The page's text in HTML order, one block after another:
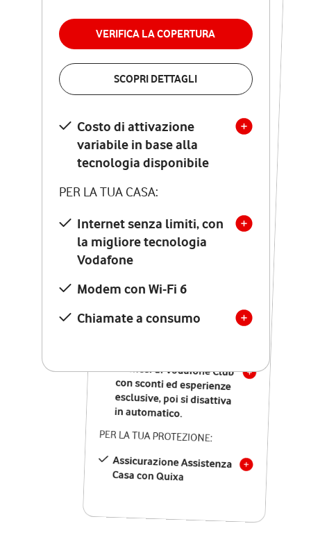
VERIFICA LA COPERTURA
SCOPRI DETTAGLI
Costo di attivazione
variabile in base alla
tecnologia disponibile
PER LA TUA CASA:
Internet senza limiti, con
la migliore tecnologia
Vodafone
Modem con Wi-Fi 6
Chiamate a consumo
permanenza
VERIFICA LA COPERTURA
Costo di attivazione
variabile in base alla
tecnologia disponibile
PER LA TUA CASA:
Internet senza limiti, con
la migliore tecnologia
Vodafone
Modem Seven con Wi-Fi 7
Chiamate illimitate verso
numeri fissi e mobili
nazionali
12 mesi di Vodafone Club
con sconti ed esperienze
esclusive, poi si disattiva
in automatico.
PER LA TUA PROTEZIONE:
Assicurazione Assistenza
Casa con Quixa